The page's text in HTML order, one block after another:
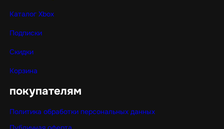
Каталог Xbox
Подписки
Скидки
Корзина
покупателям
Политика обработки персональных данных